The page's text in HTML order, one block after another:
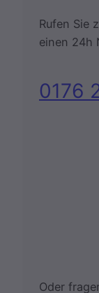
Rufen Sie
einen 24h
0176
Oder